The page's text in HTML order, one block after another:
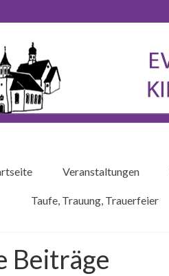
Veranstaltungen
Taufe, Trauung, Trauerfeier
Beiträge